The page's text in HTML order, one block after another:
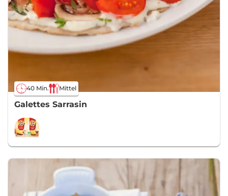
40 Min. Mittel
Galettes Sarrasin